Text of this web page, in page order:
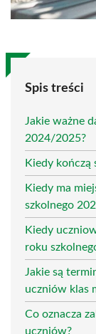
Spis treści
Jakie ważne
2024/2025?
Kiedy kończą
Kiedy ma
szkolnego
Kiedy
roku
Jakie są
uczniów klas
Co oznacza
uczniów?